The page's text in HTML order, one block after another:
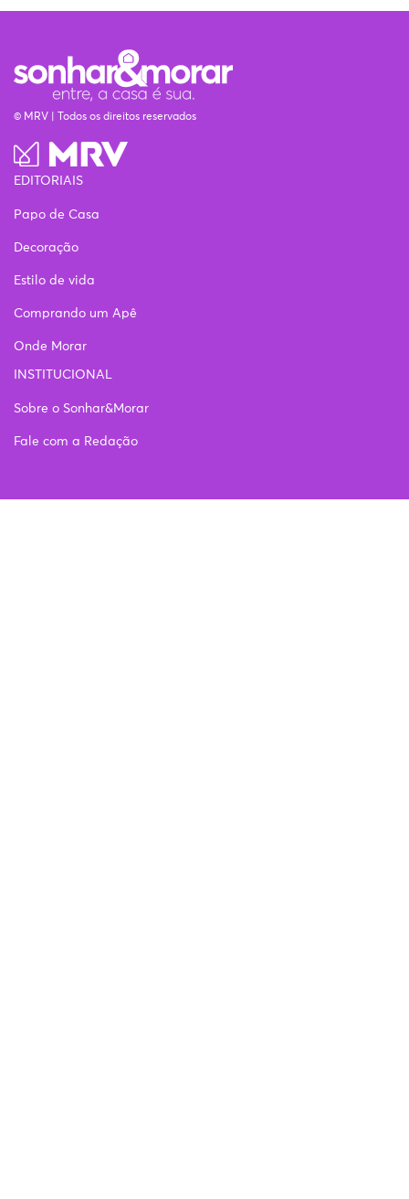
© MRV | Todos os direitos reservados
EDITORIAIS
Papo de Casa
Decoração
Estilo de vida
Comprando um Apê
Onde Morar
INSTITUCIONAL
Sobre o Sonhar&Morar
Fale com a Redação